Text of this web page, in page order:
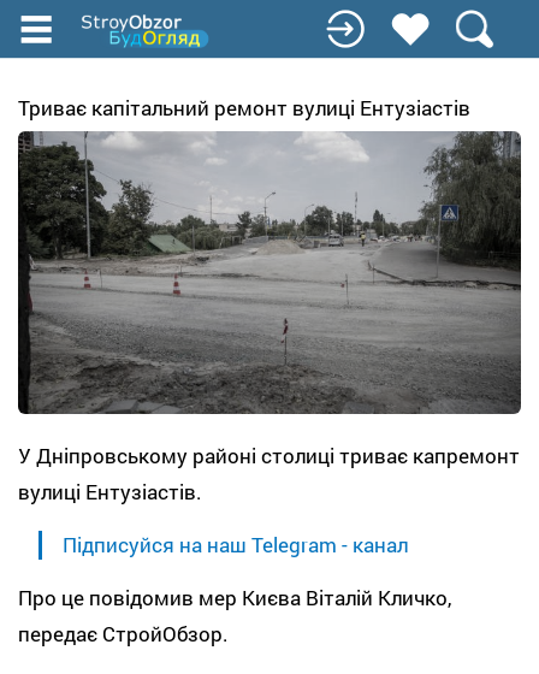
Перейти
содержанию
Триває капітальний ремонт вулиці Ентузіастів
У Дніпровському районі столиці триває капремонт
вулиці Ентузіастів.
Підписуйся на наш Telegram - канал
Про це повідомив мер Києва Віталій Кличко,
передає СтройОбзор.